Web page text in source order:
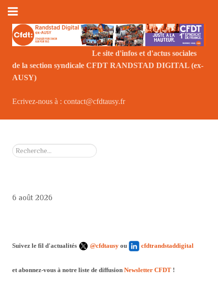
Le site d'infos et d'actus sociales
de la section syndicale CFDT RANDSTAD DIGITAL (ex-
AUSY)
Le
Ecrivez-nous à : contact@cfdtausy.fr
Rechercher
6 août 2026
Suivez le fil d'actualités @cfdtausy ou cfdtrandstaddigital
et abonnez-vous à notre liste de diffusion Newsletter CFDT !